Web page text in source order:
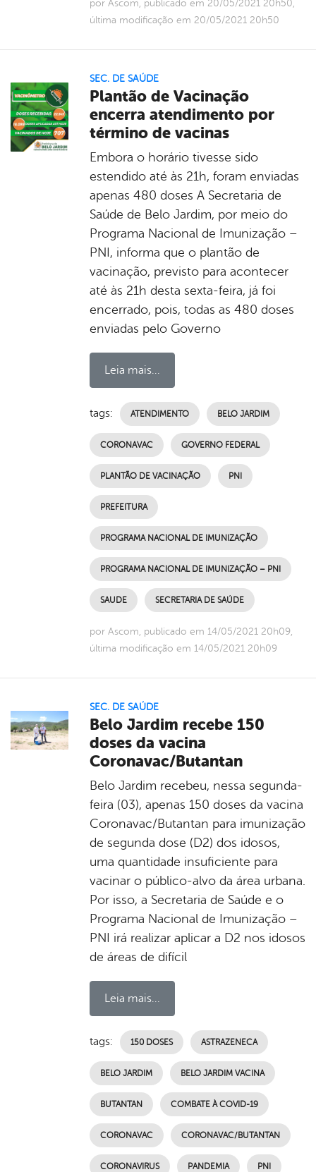
por Ascom, publicado em 20/05/2021 20h50,
última modificação em 20/05/2021 20h50
SEC. DE SAÚDE
Plantão de Vacinação
encerra atendimento por
término de vacinas
Embora o horário tivesse sido
estendido até às 21h, foram enviadas
apenas 480 doses A Secretaria de
Saúde de Belo Jardim, por meio do
Programa Nacional de Imunização –
PNI, informa que o plantão de
vacinação, previsto para acontecer
até às 21h desta sexta-feira, já foi
encerrado, pois, todas as 480 doses
enviadas pelo Governo
Leia mais...
tags: ATENDIMENTO BELO JARDIM
CORONAVAC GOVERNO FEDERAL
PLANTÃO DE VACINAÇÃO PNI
PREFEITURA
PROGRAMA NACIONAL DE IMUNIZAÇÃO
PROGRAMA NACIONAL DE IMUNIZAÇÃO – PNI
SAUDE SECRETARIA DE SAÚDE
por Ascom, publicado em 14/05/2021 20h09,
última modificação em 14/05/2021 20h09
SEC. DE SAÚDE
Belo Jardim recebe 150
doses da vacina
Coronavac/Butantan
Belo Jardim recebeu, nessa segunda-
feira (03), apenas 150 doses da vacina
Coronavac/Butantan para imunização
de segunda dose (D2) dos idosos,
uma quantidade insuficiente para
vacinar o público-alvo da área urbana.
Por isso, a Secretaria de Saúde e o
Programa Nacional de Imunização –
PNI irá realizar aplicar a D2 nos idosos
de áreas de difícil
Leia mais...
tags: 150 DOSES ASTRAZENECA
BELO JARDIM BELO JARDIM VACINA
BUTANTAN COMBATE À COVID-19
CORONAVAC CORONAVAC/BUTANTAN
CORONAVIRUS PANDEMIA PNI